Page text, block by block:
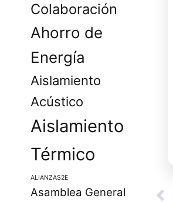
Colaboración
Ahorro de
Energía
Aislamiento
Acústico
Aislamiento
Térmico
ALIANZAS2E
Asamblea General